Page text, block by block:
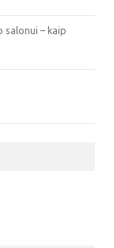
– kaip